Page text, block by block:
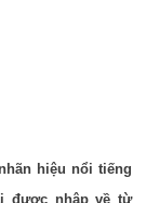
hiệu nổi tiếng
được nhập về từ